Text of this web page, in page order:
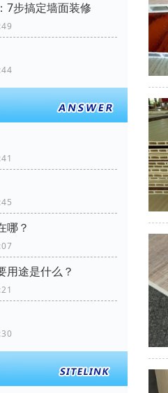
7步搞定墙面装修
哪？
用途是什么？